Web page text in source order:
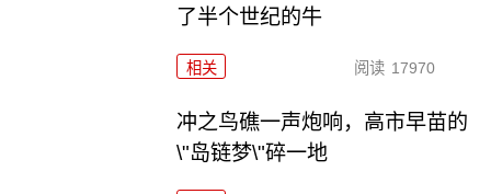
了半个世纪的牛
相关 阅读 17970
冲之鸟礁一声炮响，高市早苗的
\"岛链梦\"碎一地